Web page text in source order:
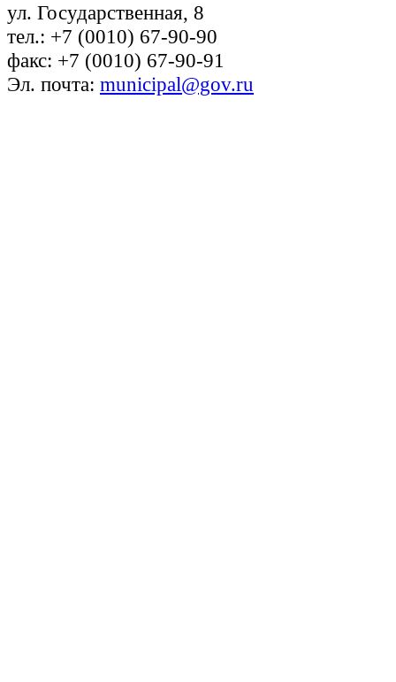
ул. Государственная, 8
тел.: +7 (0010) 67-90-90
факс: +7 (0010) 67-90-91
Эл. почта: municipal@gov.ru